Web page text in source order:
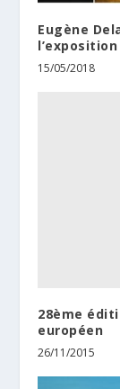
Eugène
15/05/2018
28ème
européen
26/11/2015